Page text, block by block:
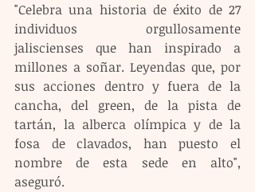
"Celebra una historia de éxito de 27
individuos orgullosamente
jaliscienses que han inspirado a
millones a soñar. Leyendas que, por
sus acciones dentro y fuera de la
cancha, del green, de la pista de
tartán, la alberca olímpica y de la
fosa de clavados, han puesto el
nombre de esta sede en alto",
aseguró.